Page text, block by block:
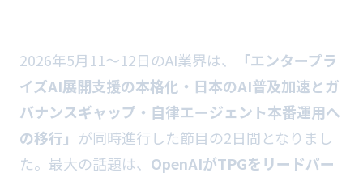
2026年5月11〜12日のAI業界は、
「エンタープラ
イズAI展開支援の本格化・日本のAI普及加速とガ
バナンスギャップ・自律エージェント本番運用へ
の移行」 が同時進行した節目の2日間となりまし
た。最大の話題は、 OpenAIがTPGをリードパー